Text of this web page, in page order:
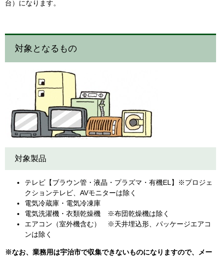
台）になります。
対象となるもの
対象製品
テレビ【ブラウン管・液晶・プラズマ・有機EL】※プロジェ
クションテレビ、AVモニターは除く
電気冷蔵庫・電気冷凍庫
電気洗濯機・衣類乾燥機 ※布団乾燥機は除く
エアコン（室外機含む） ※天井埋込形、パッケージエアコ
ンは除く
※なお、業務用は宇治市で収集できないものになりますので、メー